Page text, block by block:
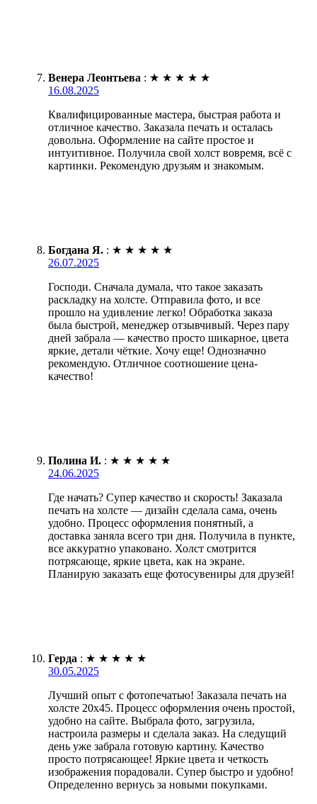
Венера Леонтьева : ★ ★ ★ ★ ★
16.08.2025
Квалифицированные мастера, быстрая работа и
отличное качество. Заказала печать и осталась
довольна. Оформление на сайте простое и
интуитивное. Получила свой холст вовремя, всё с
картинки. Рекомендую друзьям и знакомым.
Богдана Я. : ★ ★ ★ ★ ★
26.07.2025
Господи. Сначала думала, что такое заказать
раскладку на холсте. Отправила фото, и все
прошло на удивление легко! Обработка заказа
была быстрой, менеджер отзывчивый. Через пару
дней забрала — качество просто шикарное, цвета
яркие, детали чёткие. Хочу еще! Однозначно
рекомендую. Отличное соотношение цена-
качество!
Полина И. : ★ ★ ★ ★ ★
24.06.2025
Где начать? Супер качество и скорость! Заказала
печать на холсте — дизайн сделала сама, очень
удобно. Процесс оформления понятный, а
доставка заняла всего три дня. Получила в пункте,
все аккуратно упаковано. Холст смотрится
потрясающе, яркие цвета, как на экране.
Планирую заказать еще фотосувениры для друзей!
Герда : ★ ★ ★ ★ ★
30.05.2025
Лучший опыт с фотопечатью! Заказала печать на
холсте 20х45. Процесс оформления очень простой,
удобно на сайте. Выбрала фото, загрузила,
настроила размеры и сделала заказ. На следущий
день уже забрала готовую картину. Качество
просто потрясающее! Яркие цвета и четкость
изображения порадовали. Супер быстро и удобно!
Определенно вернусь за новыми покупками.